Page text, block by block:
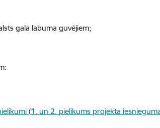
gala labuma guvējiem;
(1. un 2. pielikums projekta